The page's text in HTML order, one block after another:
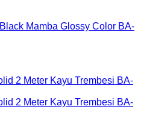
Mamba Glossy Color BA-